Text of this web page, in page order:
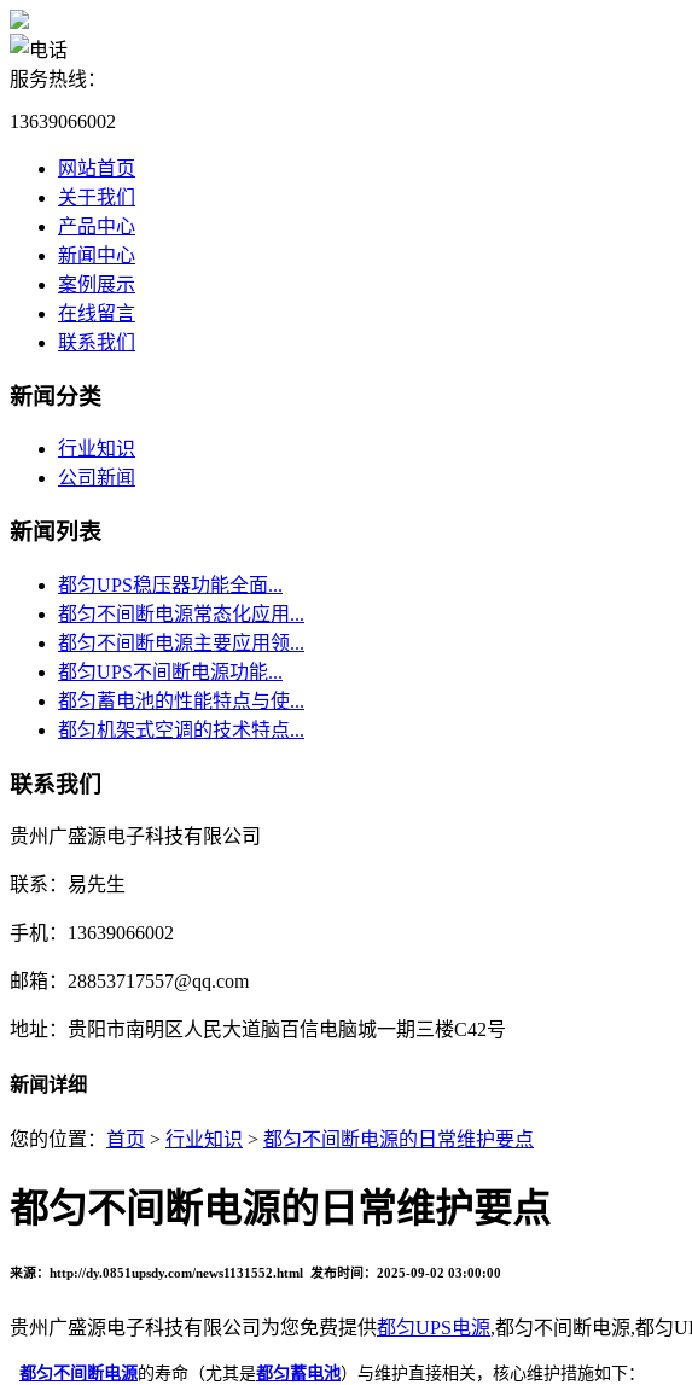
服务热线：
13639066002
网站首页
关于我们
产品中心
新闻中心
案例展示
在线留言
联系我们
新闻分类
行业知识
公司新闻
新闻列表
都匀UPS稳压器功能全面...
都匀不间断电源常态化应用...
都匀不间断电源主要应用领...
都匀UPS不间断电源功能...
都匀蓄电池的性能特点与使...
都匀机架式空调的技术特点...
联系我们
贵州广盛源电子科技有限公司
联系：易先生
手机：13639066002
邮箱：28853717557@qq.com
地址：贵阳市南明区人民大道脑百信电脑城一期三楼C42号
新闻详细
您的位置： 首页 > 行业知识 > 都匀不间断电源的日常维护要点
都匀不间断电源的日常维护要点
来源：http://dy.0851upsdy.com/news1131552.html 发布时间：2025-09-02 03:00:00
贵州广盛源电子科技有限公司为您免费提供都匀UPS电源,都匀不间断电源,都匀
都匀不间断电源的寿命（尤其是都匀蓄电池）与维护直接相关，核心维护措施如下：